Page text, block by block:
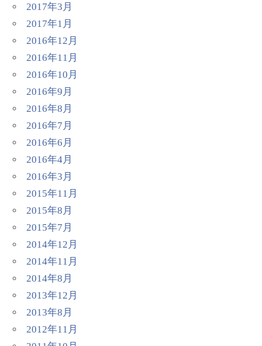
2017年3月
2017年1月
2016年12月
2016年11月
2016年10月
2016年9月
2016年8月
2016年7月
2016年6月
2016年4月
2016年3月
2015年11月
2015年8月
2015年7月
2014年12月
2014年11月
2014年8月
2013年12月
2013年8月
2012年11月